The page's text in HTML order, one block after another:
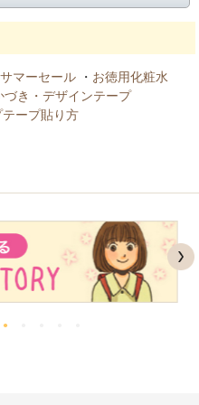
マーセール ・ お徳用化粧水
づき・デザインテープ
テープ貼り方